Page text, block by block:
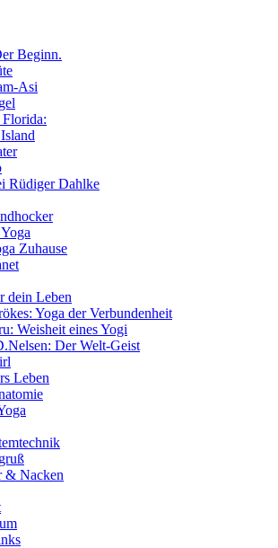
Beginn.
Asi
Rüdiger Dahlke
Zuhause
dein Leben
Yoga der Verbundenheit
Weisheit eines Yogi
Der Welt-Geist
Leben
& Nacken